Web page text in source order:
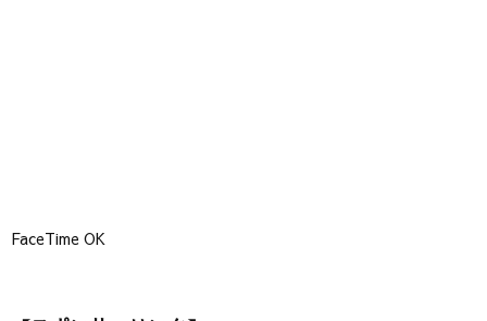
FaceTime OK